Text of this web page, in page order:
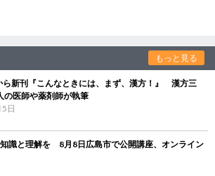
もっと見る
ら新刊『こんなときには、まず、漢方！』 漢方三
の医師や薬剤師が執筆
日
識と理解を 8月8日広島市で公開講座、オンライン